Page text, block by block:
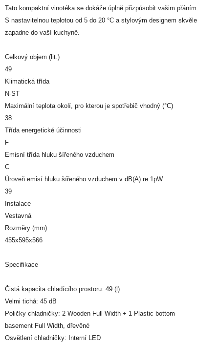
Tato kompaktní vinotéka se dokáže úplně přizpůsobit vašim přáním.
S nastavitelnou teplotou od 5 do 20 °C a stylovým designem skvěle
zapadne do vaší kuchyně.
Celkový objem (lit.)
49
Klimatická třída
N-ST
Maximální teplota okolí, pro kterou je spotřebič vhodný (°C)
38
Třída energetické účinnosti
F
Emisní třída hluku šířeného vzduchem
C
Úroveň emisí hluku šířeného vzduchem v dB(A) re 1pW
39
Instalace
Vestavná
Rozměry (mm)
455x595x566
Specifikace
Čistá kapacita chladícího prostoru: 49 (l)
Velmi tichá: 45 dB
Poličky chladničky: 2 Wooden Full Width + 1 Plastic bottom
basement Full Width, dřevěné
Osvětlení chladničky: Interní LED